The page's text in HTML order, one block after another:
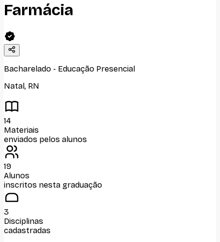
Farmácia
Bacharelado - Educação Presencial
Natal, RN
14
Materiais
enviados pelos alunos
19
Alunos
inscritos nesta graduação
3
Disciplinas
cadastradas